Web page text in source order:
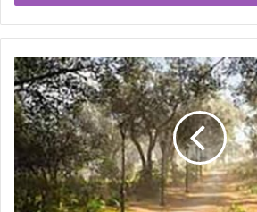
r
y
u
r
E
m
l
a